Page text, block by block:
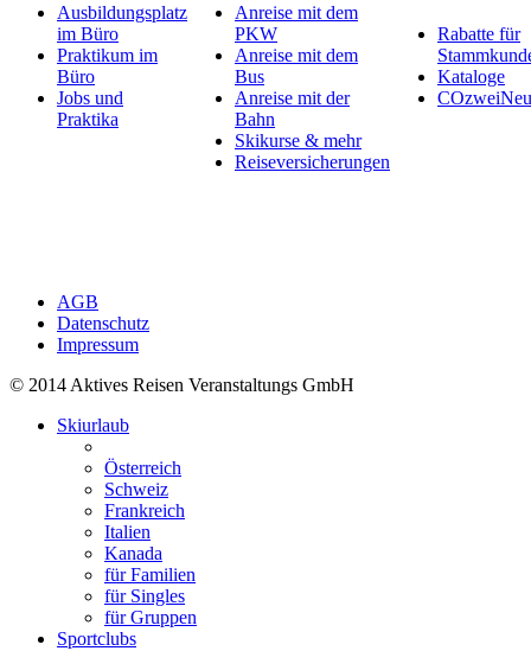
Ausbildungsplatz
im Büro
Praktikum im
Büro
Jobs und
Praktika
Anreise mit dem
PKW
Anreise mit dem
Bus
Anreise mit der
Bahn
Skikurse & mehr
Reiseversicherungen
Rabatte für
Kataloge
AGB
Datenschutz
Impressum
© 2014 Aktives Reisen Veranstaltungs GmbH
Skiurlaub
Österreich
Schweiz
Frankreich
Italien
Kanada
für Familien
für Singles
für Gruppen
Sportclubs